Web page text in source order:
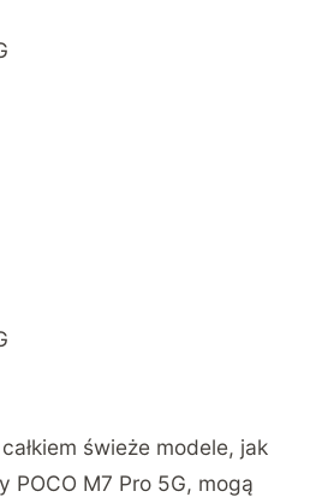
świeże modele, jak
POCO M7 Pro 5G, mogą